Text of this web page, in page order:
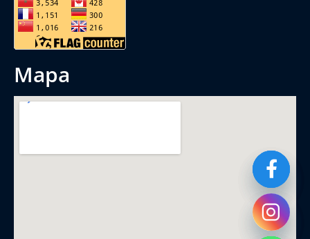
mapa